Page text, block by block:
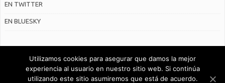
EN TWITTER
EN BLUESKY
© Radiocable en Internet S.L.
Utilizamos cookies para asegurar que damos la mejor
experiencia al usuario en nuestro sitio web. Si continúa
utilizando este sitio asumiremos que está de acuerdo.